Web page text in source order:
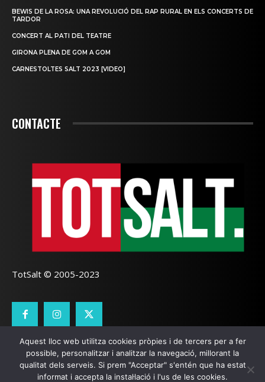
BEWIS DE LA ROSA: UNA REVOLUCIÓ DEL RAP RURAL EN ELS CONCERTS DE
TARDOR
CONCERT AL PATI DEL TEATRE
GIRONA PLENA DE GOM A GOM
CARNESTOLTES SALT 2023 [VIDEO]
CONTACTE
TotSalt © 2005-2023
CONTACTE TOTSALT AVÍS LEGAL GALETES
SEO LOCALI PÀGINES WEB GIRONA ZOOOMWEB
Aquest lloc web utilitza cookies pròpies i de tercers per a fer
possible, personalitzar i analitzar la navegació, millorant la
qualitat dels serveis. Si prem "Acceptar" s'entén que ha estat
informat i accepta la instal·lació i l'us de les cookies.